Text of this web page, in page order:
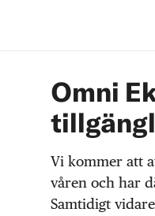
Omni
Vi kommer att
våren och har
Samtidigt